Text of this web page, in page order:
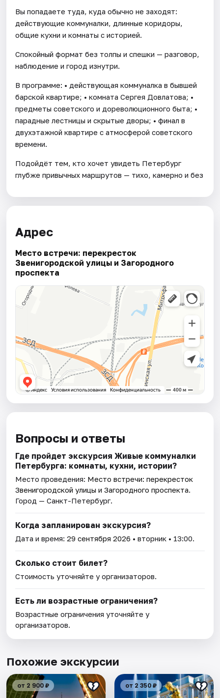
Вы попадаете туда, куда обычно не заходят:
действующие коммуналки, длинные коридоры,
общие кухни и комнаты с историей.
Спокойный формат без толпы и спешки — разговор,
наблюдение и город изнутри.
В программе: • действующая коммуналка в бывшей
барской квартире; • комната Сергея Довлатова; •
предметы советского и дореволюционного быта; •
парадные лестницы и скрытые дворы; • финал в
двухэтажной квартире с атмосферой советского
времени.
Подойдёт тем, кто хочет увидеть Петербург
глубже привычных маршрутов — тихо, камерно и без
Адрес
Место встречи: перекресток
Звенигородской улицы и Загородного
проспекта
Вопросы и ответы
Где пройдет экскурсия Живые коммуналки
Петербурга: комнаты, кухни, истории?
Место проведения: Место встречи: перекресток
Звенигородской улицы и Загородного проспекта.
Город — Санкт-Петербург.
Когда запланирован экскурсия?
Дата и время:29 сентября 2026 • вторник • 13:00.
Сколько стоит билет?
Стоимость уточняйте у организаторов.
Есть ли возрастные ограничения?
Возрастные ограничения уточняйте у
организаторов.
Похожие экскурсии
от 2 900 ₽ от 2 350 ₽